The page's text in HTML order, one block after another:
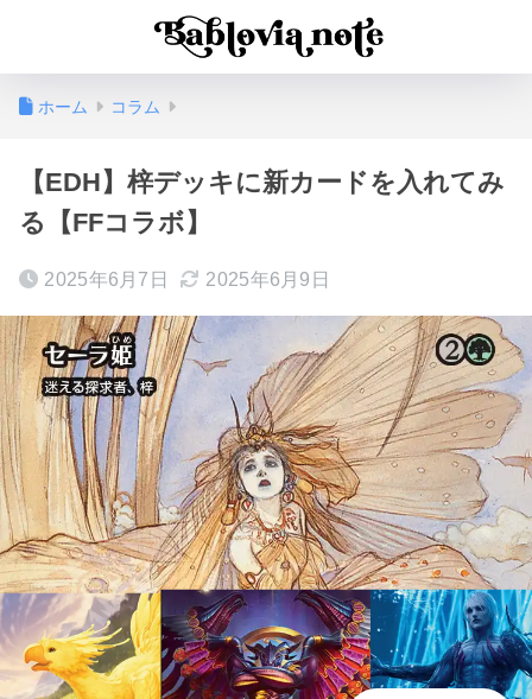
ホーム コラム
【EDH】梓デッキに新カードを入れてみ
る【FFコラボ】
2025年6月7日 2025年6月9日